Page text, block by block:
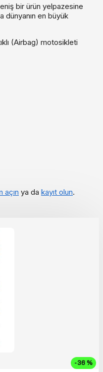
bir ürün yelpazesine
dünyanın en büyük
(Airbag) motosikleti
açın ya da kayıt olun.
-36 %